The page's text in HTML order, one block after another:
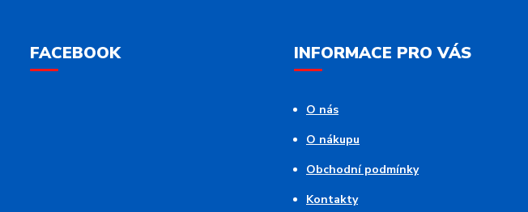
FACEBOOK INFORMACE PRO VÁS
O nás
O nákupu
Obchodní podmínky
Kontakty